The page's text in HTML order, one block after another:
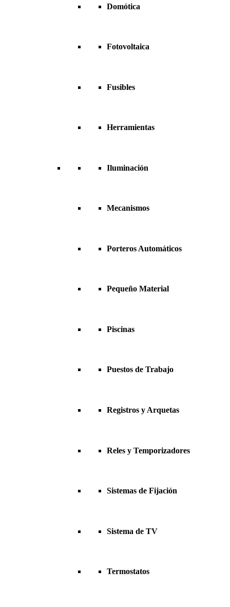
Domótica
Fotovoltaica
Fusibles
Herramientas
Iluminación
Mecanismos
Porteros Automáticos
Pequeño Material
Piscinas
Puestos de Trabajo
Registros y Arquetas
Reles y Temporizadores
Sistemas de Fijación
Sistema de TV
Termostatos